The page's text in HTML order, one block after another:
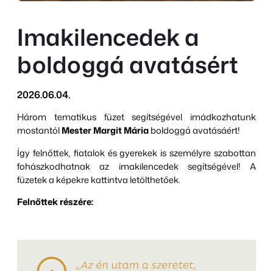
Imakilencedek a
boldoggá avatásért
2026.06.04.
Három tematikus füzet segítségével imádkozhatunk
mostantólMester Margit Máriaboldoggá avatásáért!
Így felnőttek, fiatalok és gyerekek is személyre szabottan
fohászkodhatnak az imakilencedek segítségével! A
füzetek a képekre kattintva letölthetőek.
Felnőttek részére: